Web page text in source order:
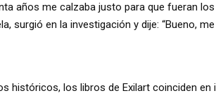
años me calzaba justo para que fueran
surgió en la investigación y dije: “Bueno,
históricos, los libros de Exilart coinciden